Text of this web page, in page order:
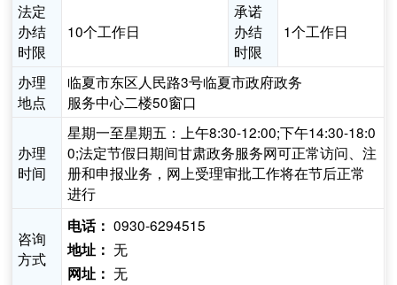
法定
办结
时限
10个工作日
承诺
办结
时限
1个工作日
办理
地点
临夏市东区人民路3号临夏市政府政务
服务中心二楼50窗口
办理
时间
星期一至星期五：上午8:30-12:00;下午14:30-18:0
0;法定节假日期间甘肃政务服务网可正常访问、注
册和申报业务，网上受理审批工作将在节后正常
进行
咨询
方式
电话： 0930-6294515
地址： 无
网址： 无